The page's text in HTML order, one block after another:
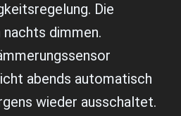
Die
dimmen.
abends automatisch
wieder ausschaltet.